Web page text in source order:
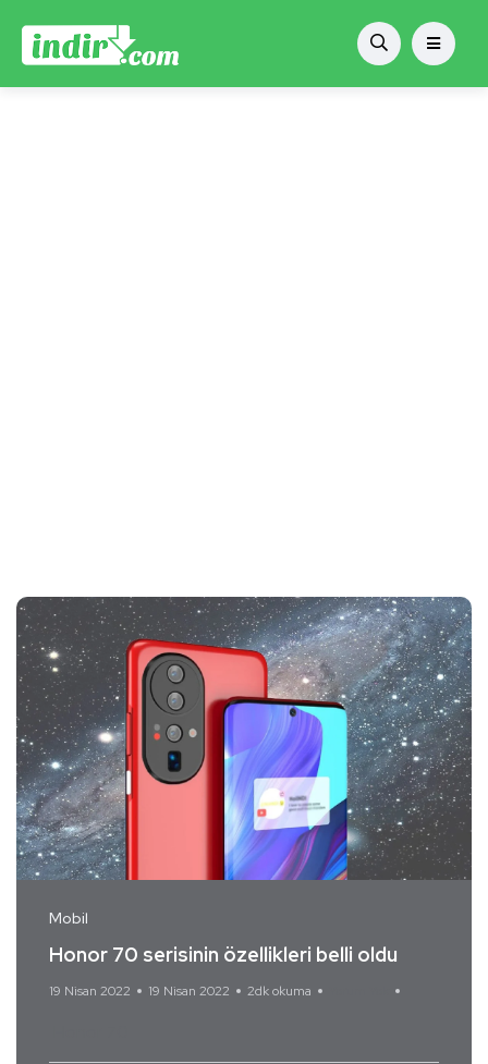
Mobil
Honor 70 serisinin özellikleri belli oldu
19 Nisan 2022 19 Nisan 2022 2dk okuma